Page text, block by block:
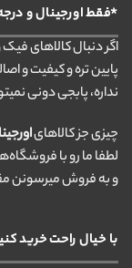
*فقط اورجینال و
پایین تره و کیفیت و
نداره، پابجی دونی
چیزی جز کالاهای
لطفا ما رو با
و به فروش میرسونن
با خیال راحت خرید